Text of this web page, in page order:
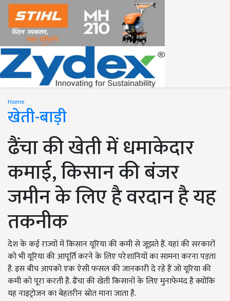
Home
खेती-बाड़ी
ढैंचा की खेती में धमाकेदार
कमाई, किसान की बंजर
जमीन के लिए है वरदान है यह
तकनीक
देश के कई राज्यों में किसान यूरिया की कमी से जूझते हैं. यहां की सरकारों
को भी यूरिया की आपूर्ति करने के लिए परेशानियों का सामना करना पड़ता
है. इस बीच आपको एक ऐसी फसल की जानकारी दे रहे हैं जो यूरिया की
कमी को पूरा करती है. ढैंचा की खेती किसानों के लिए मुनाफेमंद है क्योंकि
यह नाइट्रोजन का बेहतरीन स्रोत माना जाता है.